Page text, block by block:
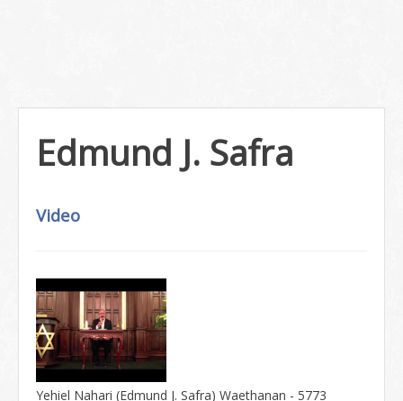
Edmund J. Safra
Video
Yehiel Nahari (Edmund J. Safra) Waethanan - 5773